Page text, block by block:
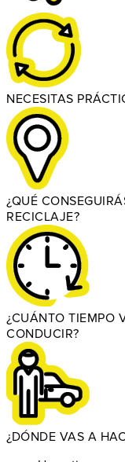
NECESITAS
¿QUÉ
RECICLAJE?
¿CUÁNTO TIEMPO
CONDUCIR?
¿DÓNDE VAS A